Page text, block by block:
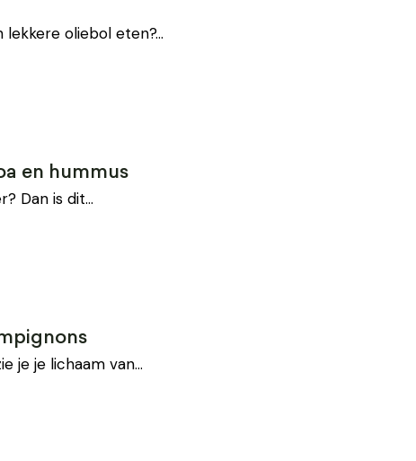
oliebol eten?…
en hummus
Dan is dit…
je je lichaam van…